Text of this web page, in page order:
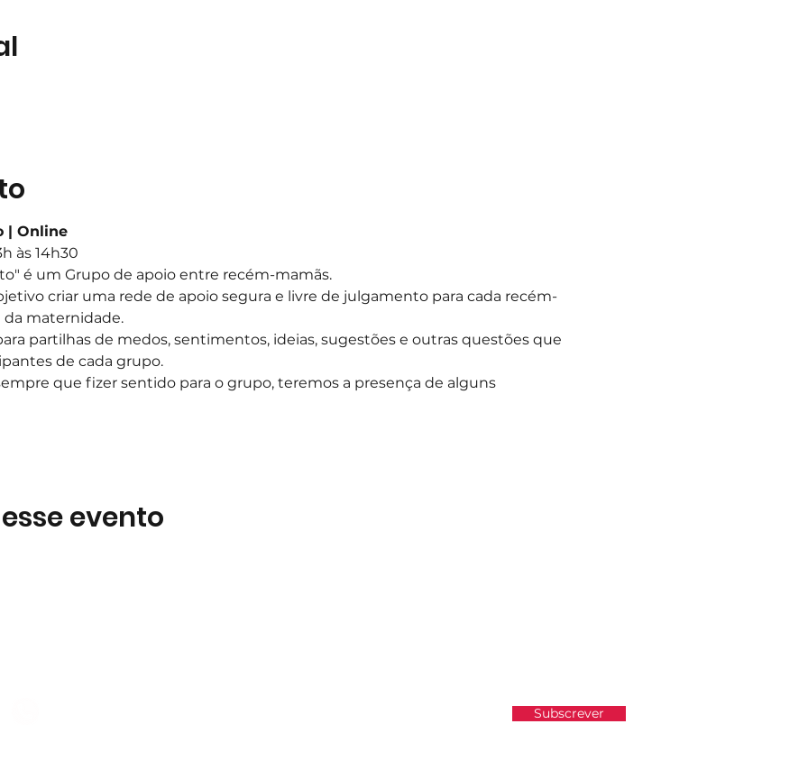
| Online
às 14h30
é um Grupo de apoio entre recém-mamãs.
criar uma rede de apoio segura e livre de julgamento para cada recém-
maternidade.​
partilhas de medos, sentimentos, ideias, sugestões e outras questões que
de cada grupo.
que fizer sentido para o grupo, teremos a presença de alguns
evento
Subscrever